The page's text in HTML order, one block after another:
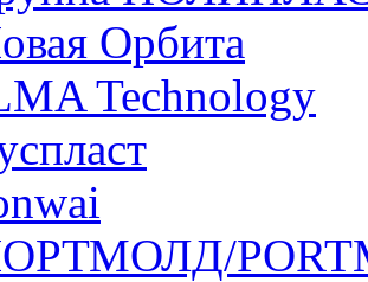
Орбита
Technology